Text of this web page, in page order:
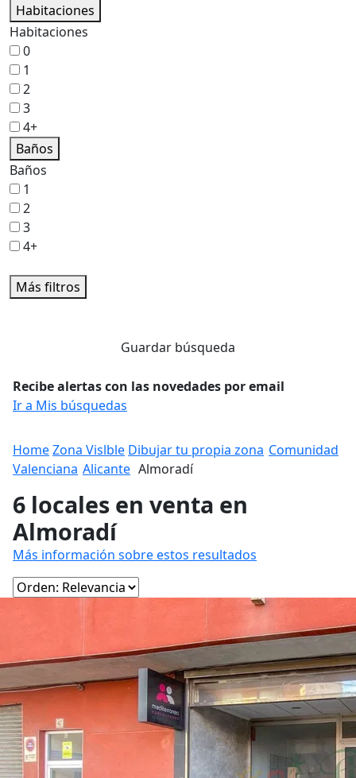
Habitaciones
Habitaciones
0
1
2
3
4+
Baños
Baños
1
2
3
4+
Más filtros
Guardar búsqueda
Recibe alertas con las novedades por email
Ir a Mis búsquedas
HomeZona Vislble Dibujar tu propia zona Comunidad
Valenciana Alicante Almoradí
6 locales en venta en
Almoradí
Más información sobre estos resultados